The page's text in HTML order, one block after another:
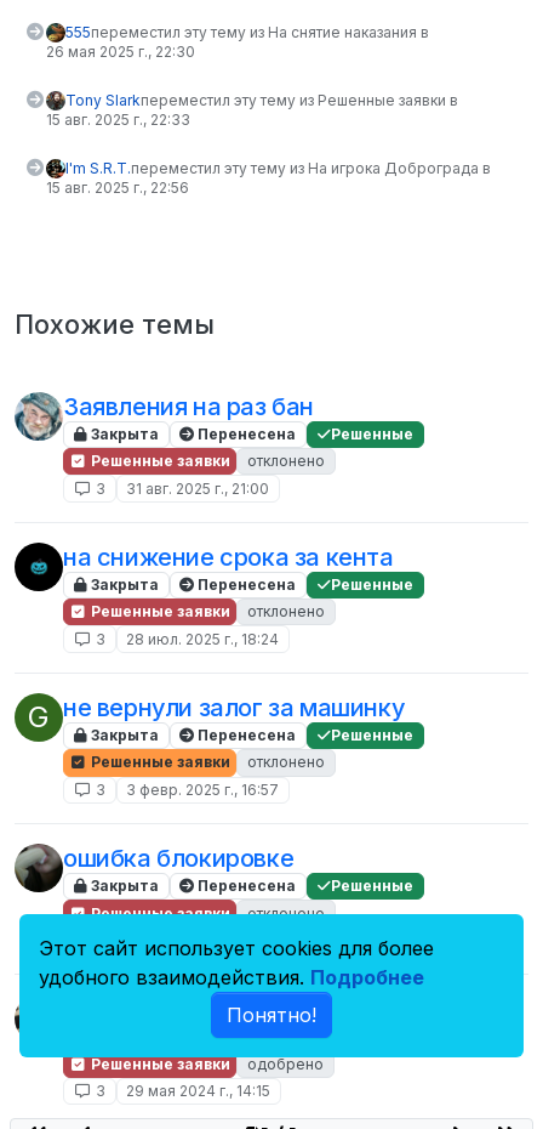
555переместил эту тему из На снятие наказания в
26 мая 2025 г., 22:30
Tony Slarkпереместил эту тему из Решенные заявки в
15 авг. 2025 г., 22:33
I'm S.R.T.переместил эту тему из На игрока Доброграда в
15 авг. 2025 г., 22:56
Похожие темы
Заявления на раз бан
Закрыта Перенесена
Решенные
Решенные заявки
отклонено
3
31 авг. 2025 г., 21:00
на снижение срока за кента
Закрыта Перенесена
Решенные
Решенные заявки
отклонено
3
28 июл. 2025 г., 18:24
G не вернули залог за машинку
Закрыта Перенесена
Решенные
Решенные заявки
отклонено
3
3 февр. 2025 г., 16:57
ошибка блокировке
Закрыта Перенесена
Решенные
Решенные заявки
отклонено
разбан перманентного бана
Перенесена
Решенные
Решенные заявки
одобрено
3
29 мая 2024 г., 14:15
Этот сайт использует cookies для более
удобного взаимодействия. Подробнее
Понятно!